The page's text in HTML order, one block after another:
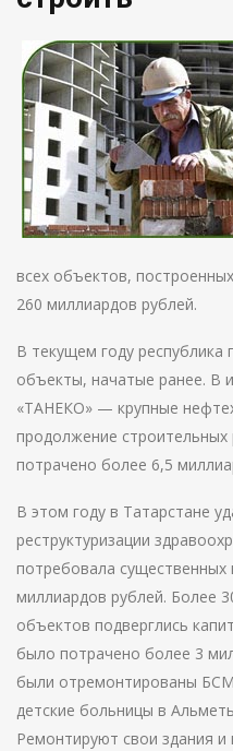
всех объектов,
260 миллиардов рублей.
В текущем году
объекты, начатые ранее. В
«ТАНЕКО» — крупные
продолжение
потрачено более 6,5
В этом году в Татарстане
реструктуризации
потребовала
миллиардов рублей. Более
объектов подверглись
было потрачено более 3
были отремонтированы
детские больницы в
Ремонтируют свои здания